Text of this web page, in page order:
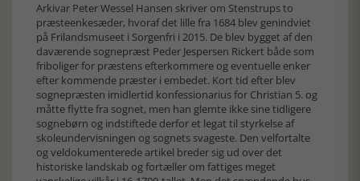
Arkivar Peter Wessel Hansen skriver om Stenstrups to
præsteenkesæder, hvoraf det lille fra 1684 blev genindviet
på Frilandsmuseet i Sorgenfri i 2015. De blev bygget af den
daværende sognepræst Peder Jespersen Rickert både som
friboliger for præstens efterkommere og eventuelle enker
efter kommende præster i embedet. Kort tid efter blev
sognepræsten imidlertid konfessionarius for Christian 5. og
måtte flytte fra sognet, men han glemte ikke sine tidligere
sognebørn og indstiftede derfor et legat til styrkelse af
skoleundervisningen og sognets svageste. Den velfortalte
og veldokumenterede artikel breder sig ud over det
historiske landskab og fortæller om fattiges meget